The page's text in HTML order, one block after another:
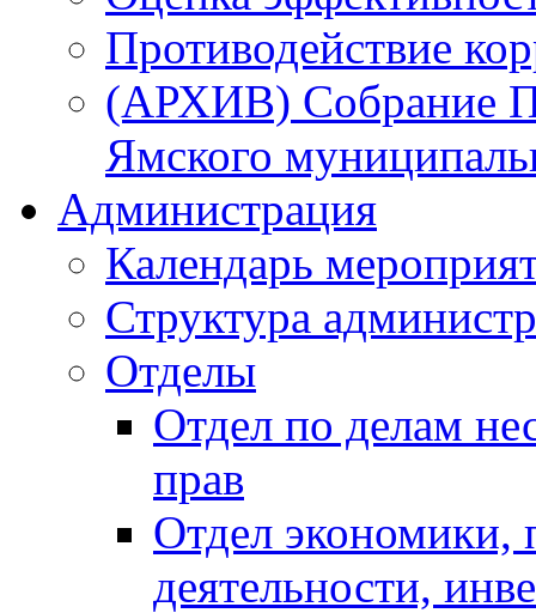
Противодействие
(АРХИВ) Собрание
Ямского
Администрация
Календарь
Структура
Отделы
Отдел по делам
прав
Отдел экономики,
деятельности,